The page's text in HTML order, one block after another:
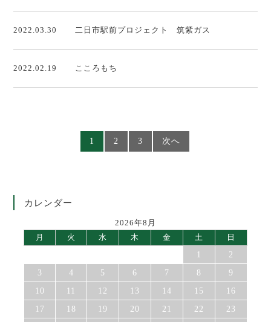
2022.03.30 二日市駅前プロジェクト 筑紫ガス
2022.02.19 こころもち
1 2 3 次へ
カレンダー
2026年8月
月
火 水 木 金 土
日
1
2
3
4 5 6 7 8
9
10
11 12 13 14 15
16
17
18 19 20 21 22
23